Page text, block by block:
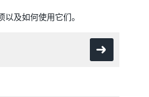
及如何使用它们。